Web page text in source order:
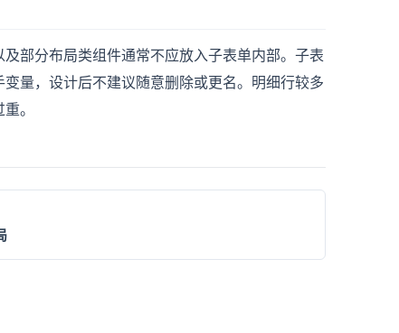
部分布局类组件通常不应放入子表单内部。子表
量，设计后不建议随意删除或更名。明细行较多
。